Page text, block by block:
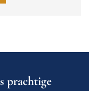
prachtige